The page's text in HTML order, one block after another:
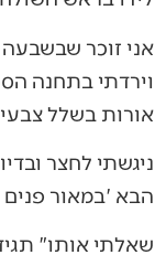
‬אורות‭ ‬בשלל‭ ‬צבעים‭. ‬חשבתי‭ ‬לעצמי‭ ‬שמדובר‭ ‬בגן‭ ‬אירועים‭ ‬או‭ ‬באיזו‭ ‬מסעדה‭.‬
‬הבא‮'‬‭ ‬במאור‭ ‬פנים‭ ‬ושאל‭ ‬אותי‭ ‬‮"‬מה‭ ‬אתה‭ ‬צריך‭?‬‮"‬